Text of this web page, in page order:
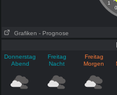
1
0
Grafiken - Prognose
Donnerstag
Abend
Freitag
Nacht
Freitag
Morgen